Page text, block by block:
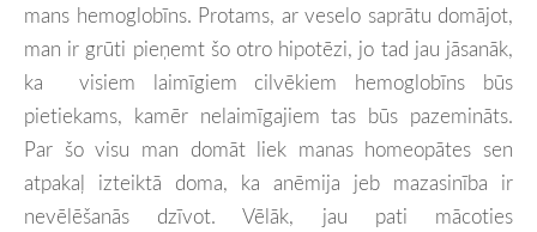
mans hemoglobīns. Protams, ar veselo saprātu domājot,
man ir grūti pieņemt šo otro hipotēzi, jo tad jau jāsanāk,
ka visiem laimīgiem cilvēkiem hemoglobīns būs
pietiekams, kamēr nelaimīgajiem tas būs pazemināts.
Par šo visu man domāt liek manas homeopātes sen
atpakaļ izteiktā doma, ka anēmija jeb mazasinība ir
nevēlēšanās dzīvot. Vēlāk, jau pati mācoties